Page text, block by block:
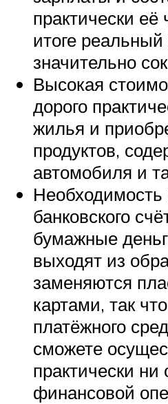
практически её
итоге реальный
значительно
Высокая
дорого
жилья и
продуктов,
автомобиля и
Необходимость
банковского
бумажные
выходят из
заменяются
картами, так
платёжного
сможете
практически ни
финансовой